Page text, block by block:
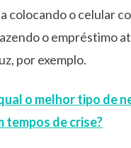
colocando o celular
o empréstimo
por exemplo.
o melhor tipo de
tempos de crise?